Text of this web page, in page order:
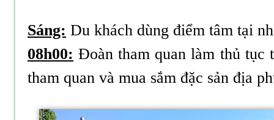
Sáng: Du khách dùng điểm tâm tại
08h00: Đoàn tham quan làm thủ tục
tham quan và mua sắm đặc sản địa